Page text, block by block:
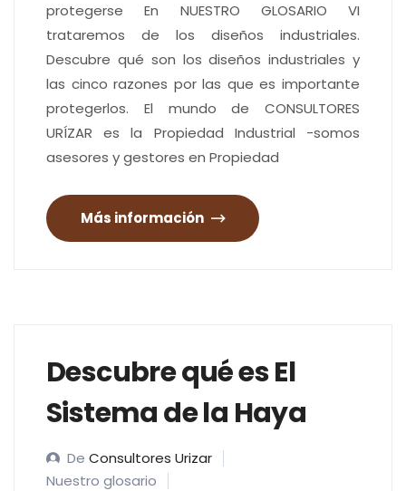
protegerse En NUESTRO GLOSARIO VI
trataremos de los diseños industriales.
Descubre qué son los diseños industriales y
las cinco razones por las que es importante
protegerlos. El mundo de CONSULTORES
URÍZAR es la Propiedad Industrial -somos
asesores y gestores en Propiedad
Más información
Descubre qué es El
Sistema de la Haya
De Consultores Urizar
Nuestro glosario